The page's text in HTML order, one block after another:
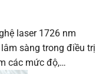
laser 1726 nm
sàng trong điều trị
các mức độ,…